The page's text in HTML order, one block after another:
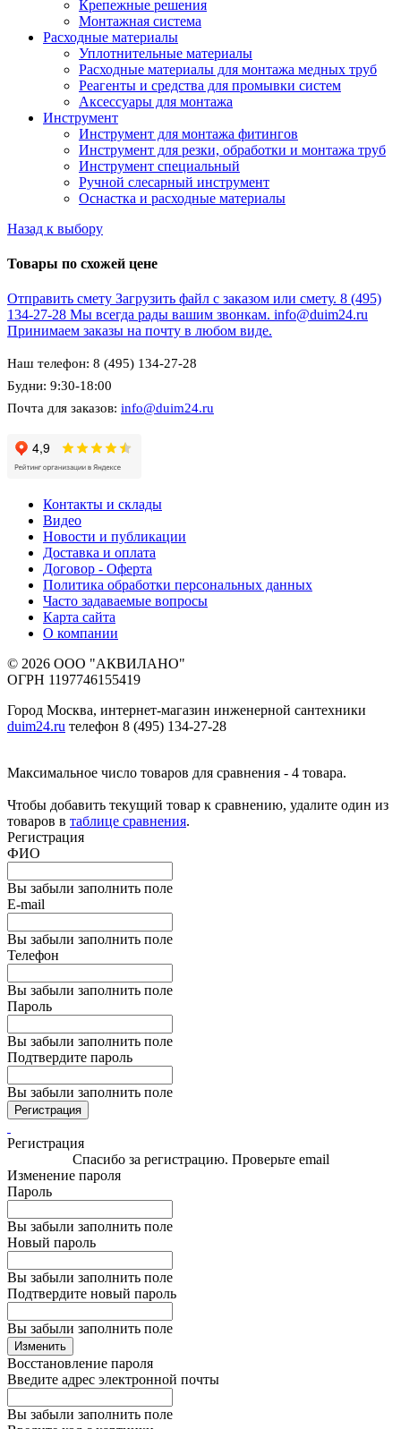
Крепежные решения
Монтажная система
Расходные материалы
Уплотнительные материалы
Расходные материалы для монтажа медных труб
Реагенты и средства для промывки систем
Аксессуары для монтажа
Инструмент
Инструмент для монтажа фитингов
Инструмент для резки, обработки и монтажа труб
Инструмент специальный
Ручной слесарный инструмент
Оснастка и расходные материалы
Назад к выбору
Товары по схожей цене
Отправить смету Загрузить файл с заказом или смету. 8 (495)
134-27-28 Мы всегда рады вашим звонкам. info@duim24.ru
Принимаем заказы на почту в любом виде.
Наш телефон: 8 (495) 134-27-28
Будни: 9:30-18:00
Почта для заказов: info@duim24.ru
Контакты и склады
Видео
Новости и публикации
Доставка и оплата
Договор - Оферта
Политика обработки персональных данных
Часто задаваемые вопросы
Карта сайта
О компании
© 2026 ООО "АКВИЛАНО"
ОГРН 1197746155419
Город Москва, интернет-магазин инженерной сантехники
duim24.ru телефон 8 (495) 134-27-28
Максимальное число товаров для сравнения - 4 товара.
Чтобы добавить текущий товар к сравнению, удалите один из
товаров в таблице сравнения.
Регистрация
ФИО
Вы забыли заполнить поле
E-mail
Вы забыли заполнить поле
Телефон
Вы забыли заполнить поле
Пароль
Вы забыли заполнить поле
Подтвердите пароль
Вы забыли заполнить поле
Регистрация
Регистрация
Спасибо за регистрацию. Проверьте email
Изменение пароля
Пароль
Вы забыли заполнить поле
Новый пароль
Вы забыли заполнить поле
Подтвердите новый пароль
Вы забыли заполнить поле
Изменить
Восстановление пароля
Введите адрес электронной почты
Вы забыли заполнить поле